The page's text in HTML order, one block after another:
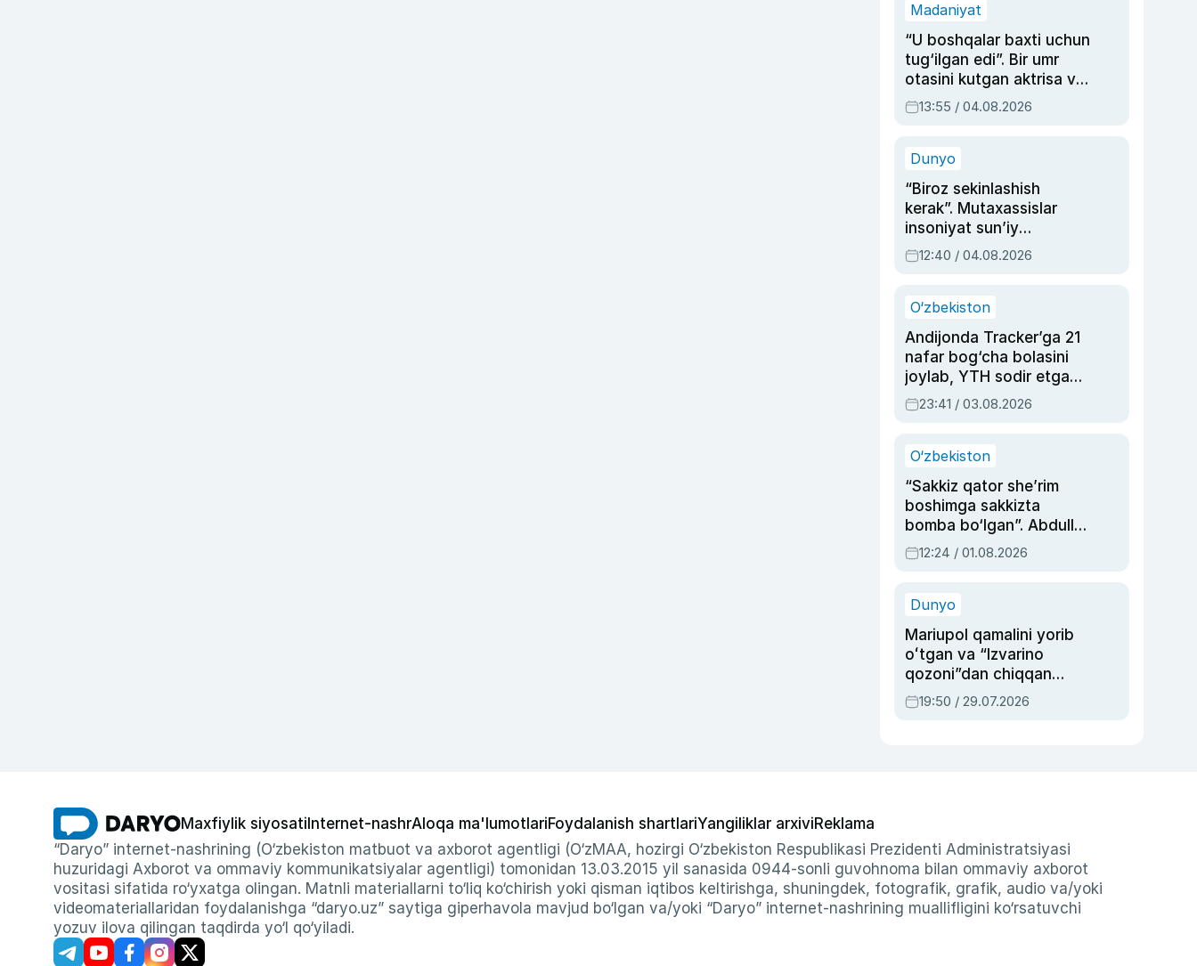
Madaniyat
“U boshqalar baxti uchun
tug‘ilgan edi”. Bir umr
otasini kutgan aktrisa va
dublyaj ustasi Rimma
Ahmedovaning
13:55 / 04.08.2026
Dunyo
“Biroz sekinlashish
kerak”. Mutaxassislar
insoniyat sun’iy
intellektni boshqara
olmay qolishidan xavotir
12:40 / 04.08.2026
O‘zbekiston
Andijonda Tracker’ga 21
nafar bog‘cha bolasini
joylab, YTH sodir etgan
ayolga sud hukmi o‘qildi
23:41 / 03.08.2026
O‘zbekiston
“Sakkiz qator she’rim
boshimga sakkizta
bomba bo‘lgan”. Abdulla
Oripovni siyosiy
ayblovlardan asrab
12:24 / 01.08.2026
Dunyo
Mariupol qamalini yorib
oʻtgan va “Izvarino
qozoni”dan chiqqan
qahramon — Ukraina
armiyasi bosh
19:50 / 29.07.2026
Maxfiylik siyosati Internet-nashrAloqa ma'lumotlariFoydalanish shartlariYangiliklar arxiviReklama
“Daryo” internet-nashrining (O‘zbekiston matbuot va axborot agentligi (O‘zMAA, hozirgi O‘zbekiston Respublikasi Prezidenti Administratsiyasi
huzuridagi Axborot va ommaviy kommunikatsiyalar agentligi) tomonidan 13.03.2015 yil sanasida 0944-sonli guvohnoma bilan ommaviy axborot
vositasi sifatida ro‘yxatga olingan. Matnli materiallarni to‘liq ko‘chirish yoki qisman iqtibos keltirishga, shuningdek, fotografik, grafik, audio va/yoki
videomateriallaridan foydalanishga “daryo.uz” saytiga giperhavola mavjud bo‘lgan va/yoki “Daryo” internet-nashrining muallifligini ko‘rsatuvchi
yozuv ilova qilingan taqdirda yo‘l qo‘yiladi.